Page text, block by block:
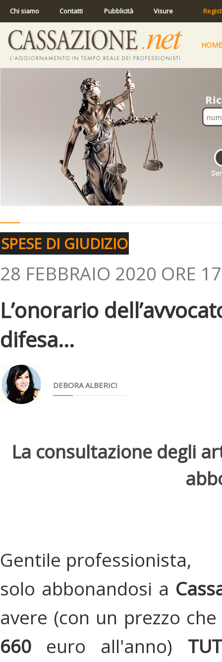
Chi siamo Contatti Pubblicità Visure
HOME
SPESE DI GIUDIZIO
28 FEBBRAIO 2020 ORE
L’onorario
difesa...
DEBORA ALBERICI
La consultazione degli
Gentile professionista,
solo abbonandosi a
avere (con un prezzo
660 euro all'anno)